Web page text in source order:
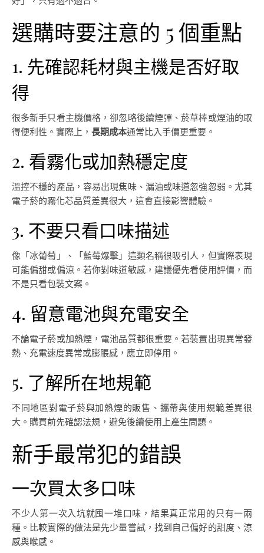
選購時要注意的 5 個重點
1. 先確認耗材與主機是否好取
得
很多新手只看主機價格，卻忽略後續煙彈、菸草棒或煙油的取
得便利性。實際上， 長期成本通常比入手價更重要。
2. 看霧化或加熱穩定度
溫控不穩的產品，容易出現焦味、漏油或味道忽強忽弱。尤其
電子菸的霧化芯品質差異很大，這會直接影響體驗。
3. 不要只看口味描述
像「冰葡萄」、「藍莓爆擊」這類名稱很吸引人，但實際表現
可能偏甜或偏涼。若你對味道敏感，建議優先看使用評價，而
不是只看包裝文案。
4. 留意電池與充電安全
不論電子菸或加熱煙，電池品質都很重要。若裝置出現異常發
熱、充電速度異常或膨脹感，應立即停用。
5. 了解所在地規範
不同地區對電子菸與加熱煙的販售、攜帶與使用規範差異很
大。購買前先確認法規，避免後續使用上產生問題。
新手最常犯的錯誤
一次買太多口味
不少人第一次入坑就囤一堆口味，結果真正常用的只有一兩
種。比較實際的做法是先少量嘗試，找到自己偏好的甜度、涼
感與喉感。